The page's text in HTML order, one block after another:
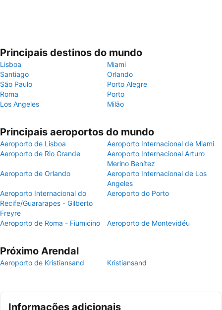
Principais destinos do mundo
Lisboa
Miami
Santiago
Orlando
São Paulo
Porto Alegre
Roma
Porto
Los Angeles
Milão
Principais aeroportos do mundo
Aeroporto de Lisboa
Aeroporto Internacional de Miami
Aeroporto de Rio Grande
Aeroporto Internacional Arturo
Merino Benítez
Aeroporto de Orlando
Aeroporto Internacional de Los
Angeles
Aeroporto Internacional do
Recife/Guararapes - Gilberto
Freyre
Aeroporto do Porto
Aeroporto de Roma - Fiumicino Aeroporto de Montevidéu
Próximo Arendal
Aeroporto de Kristiansand Kristiansand
Informações adicionais